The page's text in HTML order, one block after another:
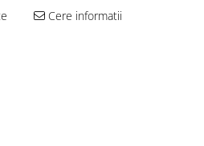
Cere informatii